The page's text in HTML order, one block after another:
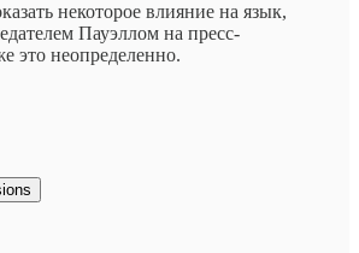
некоторое влияние на язык,
Пауэллом на пресс-
это неопределенно.